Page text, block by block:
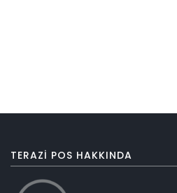
TERAZI POS HAKKINDA